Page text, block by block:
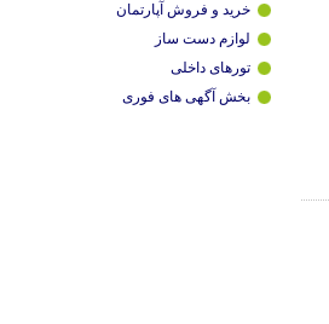
خرید و فروش آپارتمان
لوازم دست ساز
تورهای داخلی
بخش آگهی های فوری